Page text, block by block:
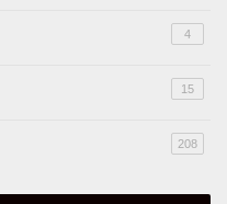
4
15
208